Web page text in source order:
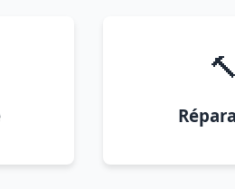
🔨